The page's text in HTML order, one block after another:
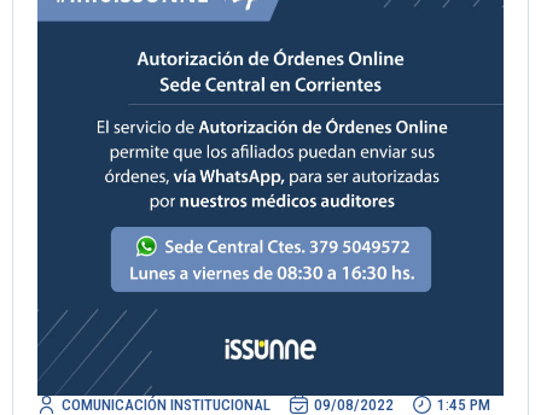
COMUNICACIÓN INSTITUCIONAL 09/08/2022 1:45 PM